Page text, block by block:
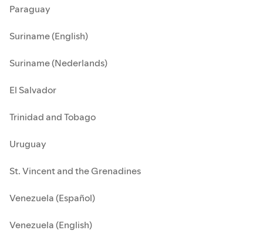
Paraguay
Suriname (English)
Suriname (Nederlands)
El Salvador
Trinidad and Tobago
Uruguay
St. Vincent and the Grenadines
Venezuela (Español)
Venezuela (English)